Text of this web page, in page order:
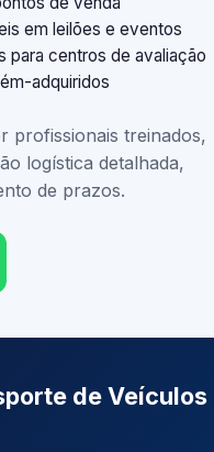
em leilões e eventos
para centros de avaliação
adquiridos
profissionais treinados,
logística detalhada,
de prazos.
de Veículos